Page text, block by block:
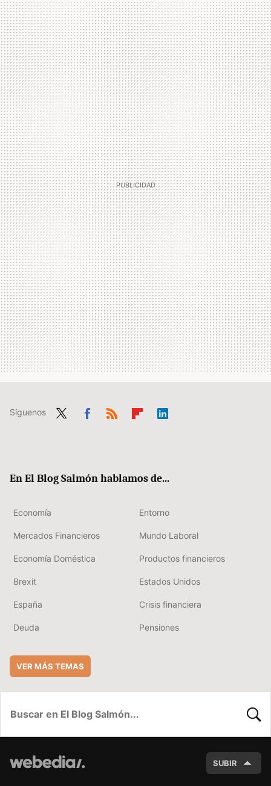
Síguenos
En El Blog Salmón hablamos de...
Economía Entorno
Mercados Financieros Mundo Laboral
Economía Doméstica Productos financieros
Brexit Estados Unidos
España Crisis financiera
Deuda Pensiones
VER MÁS TEMAS
SUBIR